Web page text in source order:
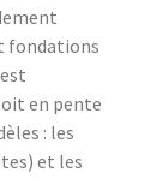
fondations
en pente
: les
et les